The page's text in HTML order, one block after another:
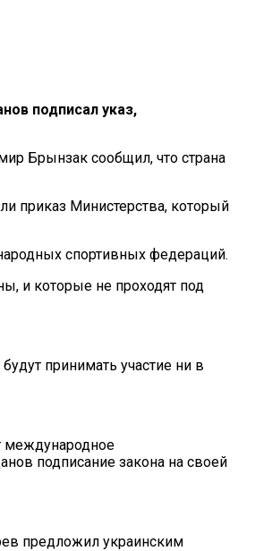
подписал указ,
Брынзак сообщил, что страна
приказ Министерства, который
спортивных федераций.
и которые не проходят под
принимать участие ни в
международное
подписание закона на своей
предложил украинским